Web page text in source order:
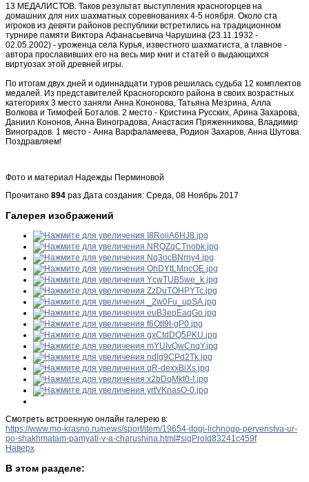
13 МЕДАЛИСТОВ. Таков результат выступления красногорцев на
домашних для них шахматных соревнованиях 4-5 ноября. Около ста
игроков из девяти районов республики встретились на традиционном
турнире памяти Виктора Афанасьевича Чарушина (23.11.1932 -
02.05.2002) - уроженца села Курья, известного шахматиста, а главное -
автора прославивших его на весь мир книг и статей о выдающихся
виртуозах этой древней игры.
По итогам двух дней и одиннадцати туров решилась судьба 12 комплектов
медалей. Из представителей Красногорского района в своих возрастных
категориях 3 место заняли Анна Кононова, Татьяна Мезрина, Алла
Волкова и Тимофей Боталов. 2 место - Кристина Русских, Арина Захарова,
Даниил Кононов, Анна Виноградова, Анастасия Пряженникова, Владимир
Виноградов. 1 место - Анна Варфаламеева, Родион Захаров, Анна Шутова.
Поздравляем!
Фото и материал Надежды Перминовой
Прочитано 894 раз Дата создания: Среда, 08 Ноябрь 2017
Галерея изображений
Смотреть встроенную онлайн галерею в:
https://www.mo-krasno.ru/news/sport/item/19654-itogi-lichnogo-pervenstva-ur-
po-shakhmatam-pamyati-v-a-charushina.html#sigProId83241c459f
Наверх
В этом разделе: